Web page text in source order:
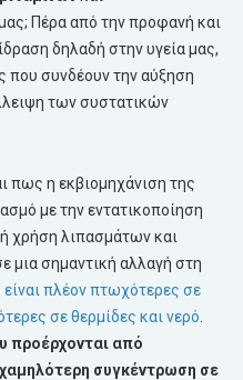
Πέρα από την προφανή και
δηλαδή στην υγεία μας,
που συνδέουν την αύξηση
των συστατικών
πως η εκβιομηχάνιση της
με την εντατικοποίηση
χρήση λιπασμάτων και
μια σημαντική αλλαγή στη
είναι πλέον πτωχότερες σε
σε θερμίδες και νερό
προέρχονται από
χαμηλότερη συγκέντρωση σε